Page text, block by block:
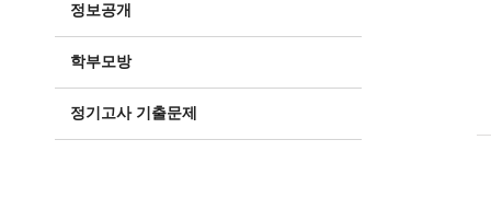
정보공개
학부모방
정기고사 기출문제